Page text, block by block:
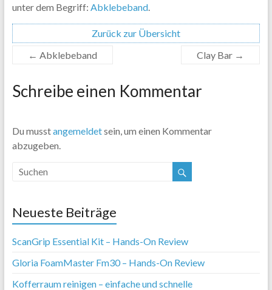
unter dem Begriff: Abklebeband.
Zurück zur Übersicht
← Abklebeband Clay Bar →
Schreibe einen Kommentar
Du musstangemeldetsein, um einen Kommentar
abzugeben.
Neueste Beiträge
ScanGrip Essential Kit – Hands-On Review
Gloria FoamMaster Fm30 – Hands-On Review
Kofferraum reinigen – einfache und schnelle